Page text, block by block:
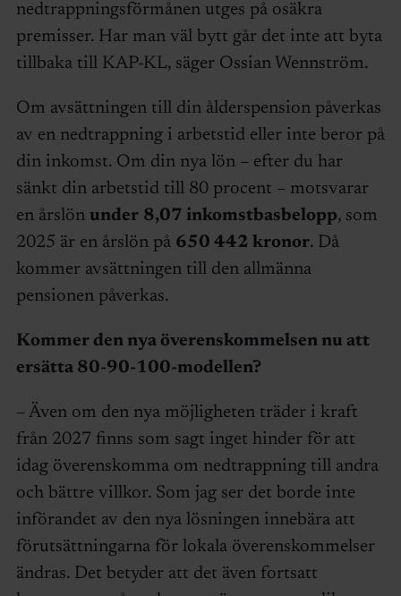
nedtrappningsförmånen utges på osäkra
premisser. Har man väl bytt går det inte att byta
tillbaka till KAP-KL, säger Ossian Wennström.
Om avsättningen till din ålderspension påverkas
av en nedtrappning i arbetstid eller inte beror på
din inkomst. Om din nya lön – efter du har
sänkt din arbetstid till 80 procent – motsvarar
en årslön under 8,07 inkomstbasbelopp, som
2025 är en årslön på 650 442 kronor. Då
kommer avsättningen till den allmänna
pensionen påverkas.
Kommer den nya överenskommelsen nu att
ersätta 80-90-100-modellen?
– Även om den nya möjligheten träder i kraft
från 2027 finns som sagt inget hinder för att
idag överenskomma om nedtrappning till andra
och bättre villkor. Som jag ser det borde inte
införandet av den nya lösningen innebära att
förutsättningarna för lokala överenskommelser
ändras. Det betyder att det även fortsatt